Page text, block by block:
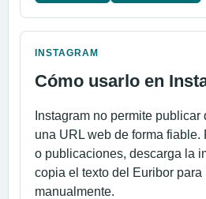
INSTAGRAM
Cómo usarlo en
Instagram no permite
una URL web de forma fiable.
o publicaciones, descarga la
copia el texto del Euribor para
manualmente.